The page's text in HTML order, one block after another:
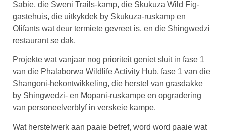
Sabie, die Sweni Trails-kamp, die Skukuza Wild Fig-
gastehuis, die uitkykdek by Skukuza-ruskamp en
Olifants wat deur termiete gevreet is, en die Shingwedzi
restaurant se dak.
Projekte wat vanjaar nog prioriteit geniet sluit in fase 1
van die Phalaborwa Wildlife Activity Hub, fase 1 van die
Shangoni-hekontwikkeling, die herstel van grasdakke
by Shingwedzi- en Mopani-ruskampe en opgradering
van personeelverblyf in verskeie kampe.
Wat herstelwerk aan paaie betref, word word paaie wat